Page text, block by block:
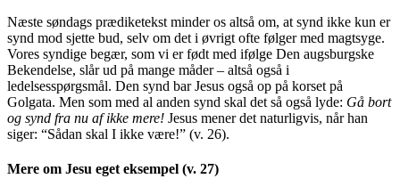
Næste søndags prædiketekst minder os altså om, at synd ikke kun er
synd mod sjette bud, selv om det i øvrigt ofte følger med magtsyge.
Vores syndige begær, som vi er født med ifølge Den augsburgske
Bekendelse, slår ud på mange måder – altså også i
ledelsesspørgsmål. Den synd bar Jesus også op på korset på
Golgata. Men som med al anden synd skal det så også lyde: Gå bort
og synd fra nu af ikke mere! Jesus mener det naturligvis, når han
siger: “Sådan skal I ikke være!” (v. 26).
Mere om Jesu eget eksempel (v. 27)